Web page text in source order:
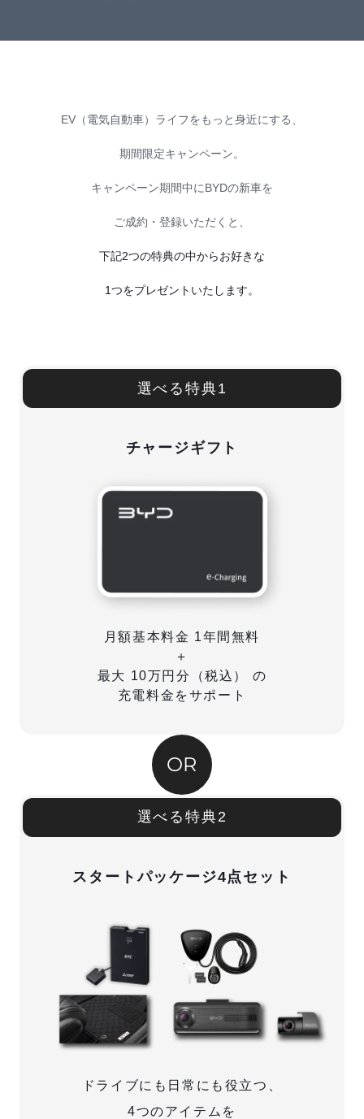
EV（電気自動車）ライフをもっと身近にする、
期間限定キャンペーン。
キャンペーン期間中にBYDの新車を
ご成約・登録いただくと、
下記2つの特典の中からお好きな
1つをプレゼントいたします。
選べる特典1
チャージギフト
月額基本料金 1年間無料
＋
最大 10万円分（税込） の
充電料金をサポート
OR
選べる特典2
スタートパッケージ4点セット
ドライブにも日常にも役立つ、
4つのアイテムを